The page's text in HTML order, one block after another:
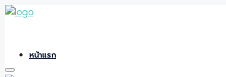
หน้าแรก